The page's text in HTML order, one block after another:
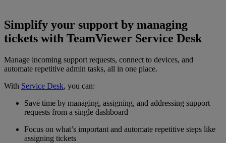
Simplify your support by managing
tickets with TeamViewer Service Desk
Manage incoming support requests, connect to devices, and
automate repetitive admin tasks, all in one place.
With Service Desk, you can:
Save time by managing, assigning, and addressing support
requests from a single dashboard
Focus on what’s important and automate repetitive steps like
assigning tickets